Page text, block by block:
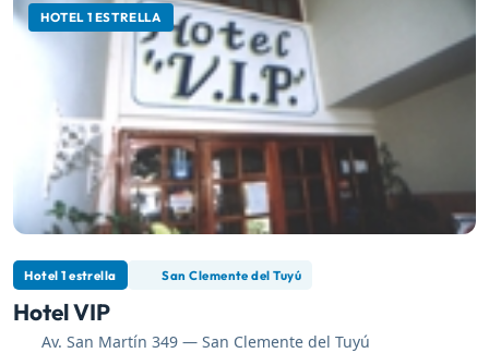
HOTEL 1 ESTRELLA
Hotel 1 estrella San Clemente del Tuyú
Hotel VIP
Av. San Martín 349 — San Clemente del Tuyú